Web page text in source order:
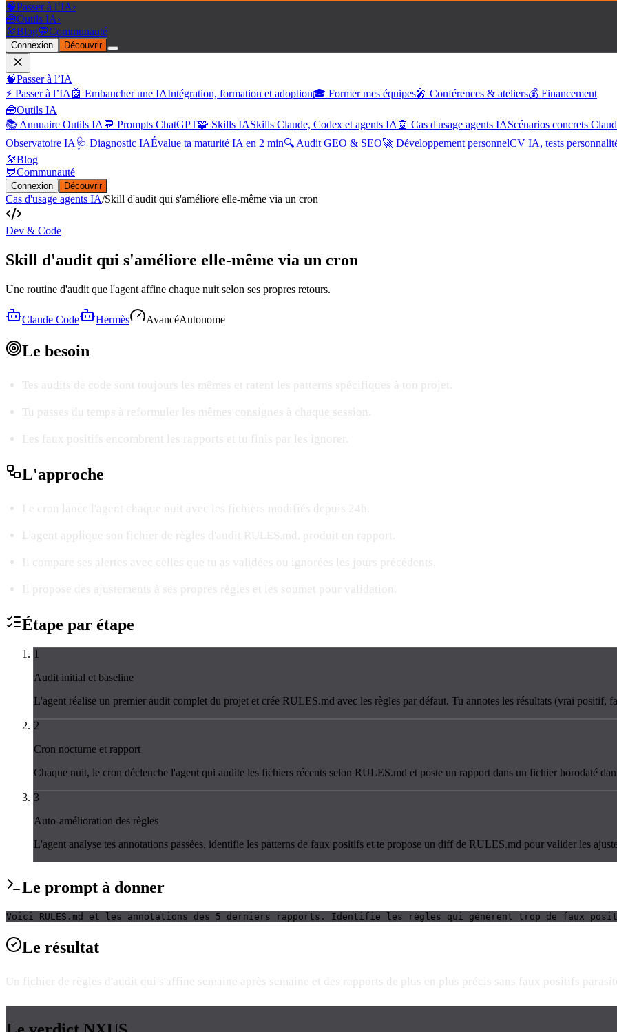
🧠Passer à l’IA›
🧰Outils IA›
🔭Blog💬Communauté
Connexion Découvrir
🧠Passer à l’IA
⚡ Passer à l’IA 🤖 Embaucher une IAIntégration, formation et adoption🎓 Former mes équipes🎤 Conférences & ateliers💰 Financement
🧰Outils IA
📚 Annuaire Outils IA 💬 Prompts ChatGPT🧩 Skills IASkills Claude, Codex et agents IA 🤖 Cas d'usage agents IAScénarios concrets
Observatoire IA 🩺 Diagnostic IAÉvalue ta maturité IA en 2 min🔍 Audit GEO & SEO🚀 Développement personnelCV IA, tests
🔭Blog
💬Communauté
Connexion Découvrir
Cas d'usage agents IA/Skill d'audit qui s'améliore elle-même via un cron
Dev & Code
Skill d'audit qui s'améliore elle-même via un cron
Une routine d'audit que l'agent affine chaque nuit selon ses propres retours.
Claude Code Hermès AvancéAutonome
Le besoin
Tes audits de code sont toujours les mêmes et ratent les patterns spécifiques à ton projet.
Tu passes du temps à reformuler les mêmes consignes à chaque session.
Les faux positifs encombrent les rapports et tu finis par les ignorer.
L'approche
Le cron lance l'agent chaque nuit avec les fichiers modifiés depuis 24h.
L'agent applique son fichier de règles d'audit RULES.md, produit un rapport.
Il compare ses alertes avec celles que tu as validées ou ignorées les jours précédents.
Il propose des ajustements à ses propres règles et les soumet pour validation.
Étape par étape
1
Audit initial et baseline
L'agent réalise un premier audit complet du projet et crée RULES.md avec les règles par défaut. Tu annotes les résultats (vrai positif,
2
Cron nocturne et rapport
Chaque nuit, le cron déclenche l'agent qui audite les fichiers récents selon RULES.md et poste un rapport dans un fichier horodaté
3
Auto-amélioration des règles
L'agent analyse tes annotations passées, identifie les patterns de faux positifs et te propose un diff de RULES.md pour valider les
Le prompt à donner
Voici RULES.md et les annotations des 5 derniers rapports. Identifie les règles qui génèrent trop de faux
Le résultat
Un fichier de règles d'audit qui s'affine semaine après semaine et des rapports de plus en plus précis sans faux positifs